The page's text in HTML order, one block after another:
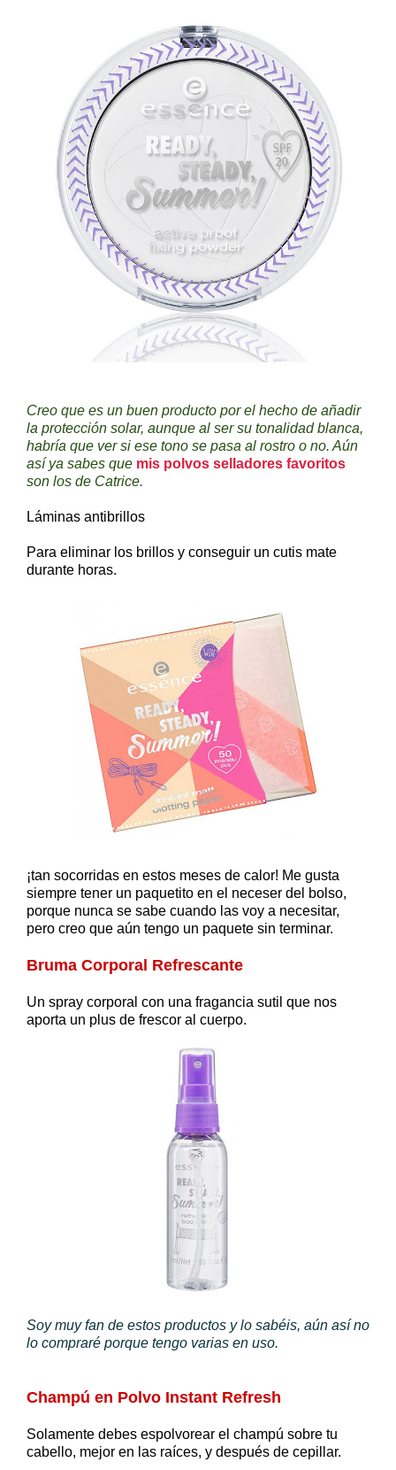
Creo que es un buen producto por el hecho de añadir
la protección solar, aunque al ser su tonalidad blanca,
habría que ver si ese tono se pasa al rostro o no. Aún
así ya sabes que mis polvos selladores favoritos
son los de Catrice.
Láminas antibrillos
Para eliminar los brillos y conseguir un cutis mate
durante horas.
¡tan socorridas en estos meses de calor! Me gusta
siempre tener un paquetito en el neceser del bolso,
porque nunca se sabe cuando las voy a necesitar,
pero creo que aún tengo un paquete sin terminar.
Bruma Corporal Refrescante
Un spray corporal con una fragancia sutil que nos
aporta un plus de frescor al cuerpo.
Soy muy fan de estos productos y lo sabéis, aún así no
lo compraré porque tengo varias en uso.
Champú en Polvo Instant Refresh
Solamente debes espolvorear el champú sobre tu
cabello, mejor en las raíces, y después de cepillar.